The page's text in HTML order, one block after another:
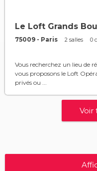
Le Loft Grands
75009 - Paris 2 salles 0
Vous recherchez un lieu de
vous proposons le Loft
privés ou ...
Voir